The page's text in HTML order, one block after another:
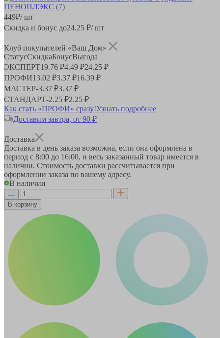
449₽/ шт
Скидка и бонус до24.25 ₽/ шт
Клуб покупателей «Ваш Дом»
СтатусСкидкаБонусВыгода
ЭКСПЕРТ19.76 ₽4.49 ₽24.25 ₽
ПРОФИ13.02 ₽3.37 ₽16.39 ₽
МАСТЕР-3.37 ₽3.37 ₽
СТАНДАРТ-2.25 ₽2.25 ₽
Как стать «ПРОФИ» сразу!Узнать подробнее
Доставим завтра, от 90 ₽
Доставка
Доставка в день заказа возможна, если она оформлена в
период с 8:00 до 16:00, и весь заказанный товар имеется в
наличии. Стоимость доставки рассчитывается при
оформлении заказа по вашему адресу.
В наличии
В корзину